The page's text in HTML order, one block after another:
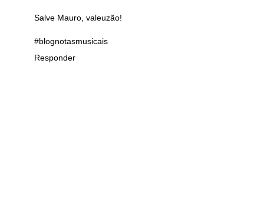
Salve Mauro, valeuzão!
#blognotasmusicais
Responder